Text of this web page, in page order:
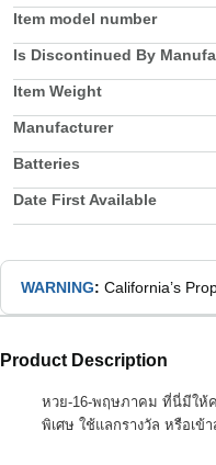
Item model number
Is Discontinued By
Item Weight
Manufacturer
Batteries
Date First Available
WARNING: California’s
Product Description
หวย-16-พฤษภาคม ที่นี่มีให้
พิเศษ ใช้แลกรางวัล หรือเข้